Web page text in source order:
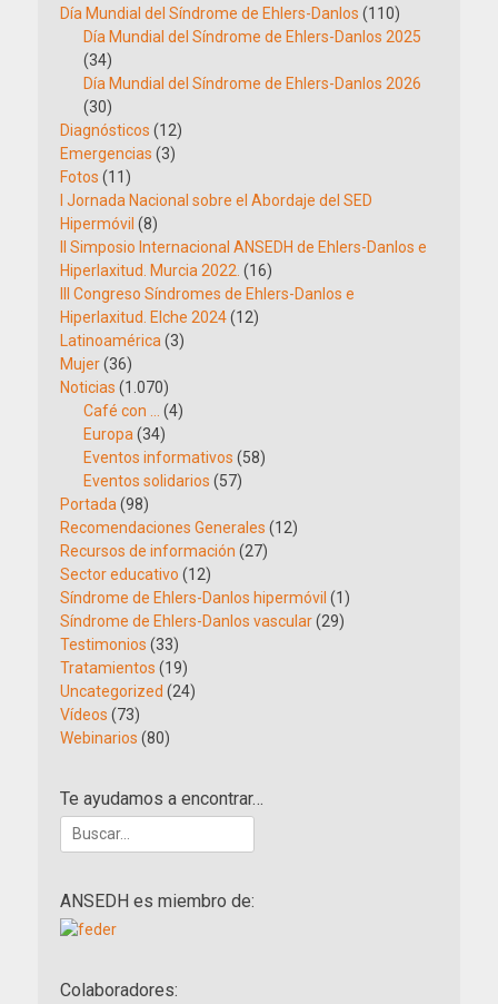
Día Mundial del Síndrome de Ehlers-Danlos (110)
Día Mundial del Síndrome de Ehlers-Danlos 2025
(34)
Día Mundial del Síndrome de Ehlers-Danlos 2026
(30)
Diagnósticos (12)
Emergencias (3)
Fotos (11)
I Jornada Nacional sobre el Abordaje del SED
Hipermóvil (8)
II Simposio Internacional ANSEDH de Ehlers-Danlos e
Hiperlaxitud. Murcia 2022. (16)
III Congreso Síndromes de Ehlers-Danlos e
Hiperlaxitud. Elche 2024(12)
Latinoamérica (3)
Mujer(36)
Noticias (1.070)
Café con …
(4)
Europa (34)
Eventos informativos (58)
Eventos solidarios (57)
Portada (98)
Recomendaciones Generales (12)
Recursos de información (27)
Sector educativo (12)
Síndrome de Ehlers-Danlos hipermóvil (1)
Síndrome de Ehlers-Danlos vascular(29)
Testimonios (33)
Tratamientos (19)
Uncategorized (24)
Vídeos (73)
Webinarios (80)
Te ayudamos a encontrar…
Buscar:
ANSEDH es miembro de:
Colaboradores: